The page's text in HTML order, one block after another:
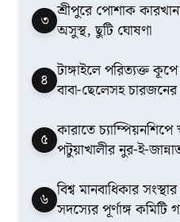
৩ শ্রীপুরে পোশাক
অসুস্থ, ছুটি ঘোষণা
৪ টাঙ্গাইলে পরিত্যক্ত
বাবা-ছেলেসহ
৫ কারাতে
পটুয়াখালীর নুর-ই-
৬ বিশ্ব মানবাধিকার
সদস্যের পূর্ণাঙ্গ কমিটি